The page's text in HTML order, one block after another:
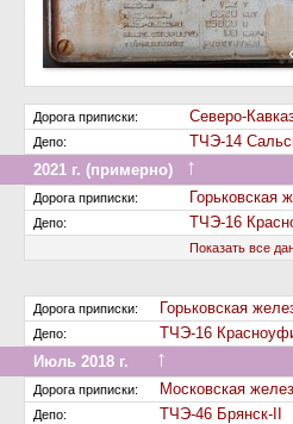
Дорога приписки: Северо-
Депо:
ТЧЭ-14
2021 г. (примерно) ↑
Дорога приписки: Горьковская
Депо: ТЧЭ-16
Показать все
Дорога приписки: Горьковская
Депо:
ТЧЭ-16
Июль 2018 г. ↑
Дорога приписки: Московская
Депо: ТЧЭ-46 Брянск-II